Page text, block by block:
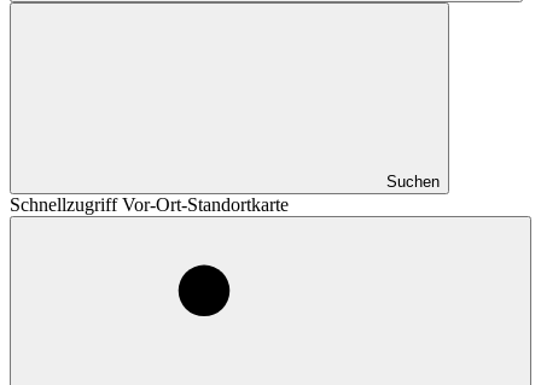
Suchen
Schnellzugriff Vor-Ort-Standortkarte